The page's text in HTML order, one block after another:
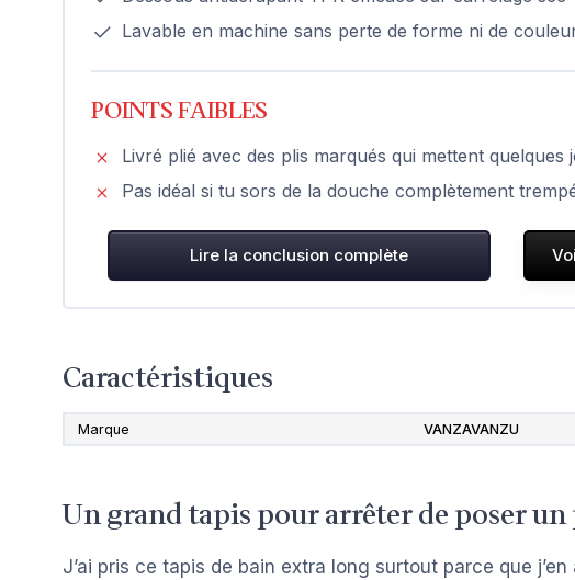
Lavable en machine sans perte de forme ni de
POINTS FAIBLES
Livré plié avec des plis marqués qui mettent quelques
Pas idéal si tu sors de la douche complètement
Lire la conclusion complète
Caractéristiques
Marque VANZAVANZU
Un grand tapis pour arrêter de poser
J’ai pris ce tapis de bain extra long surtout parce que